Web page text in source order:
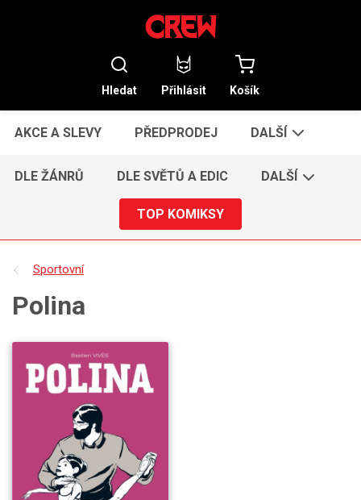
Hledat Přihlásit Košík
AKCE A SLEVY PŘEDPRODEJ DALŠÍ
DLE ŽÁNRŮ DLE SVĚTŮ A EDIC DALŠÍ
TOP KOMIKSY
Sportovní
Polina